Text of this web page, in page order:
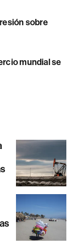
sobre
mundial se